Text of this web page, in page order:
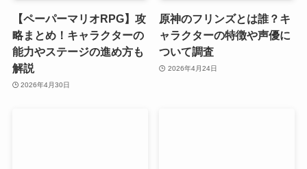
【ペーパーマリオRPG】攻
略まとめ！キャラクターの
能力やステージの進め方も
解説
2026年4月30日
原神のフリンズとは誰？キ
ャラクターの特徴や声優に
ついて調査
2026年4月24日